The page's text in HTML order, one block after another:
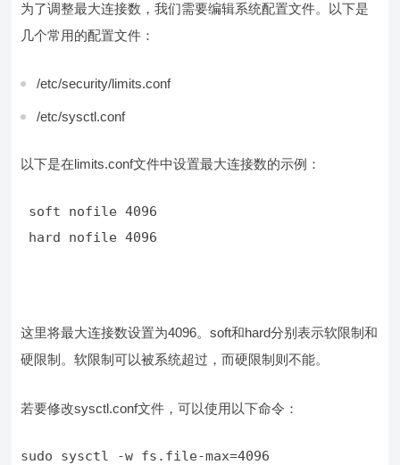
为了调整最大连接数，我们需要编辑系统配置文件。以下是
几个常用的配置文件：
/etc/security/limits.conf
/etc/sysctl.conf
以下是在limits.conf文件中设置最大连接数的示例：
hard nofile 4096
这里将最大连接数设置为4096。soft和hard分别表示软限制和
硬限制。软限制可以被系统超过，而硬限制则不能。
若要修改sysctl.conf文件，可以使用以下命令：